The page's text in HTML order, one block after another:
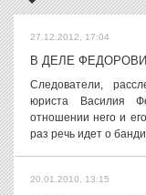
27.12.2012, 17:04
В ДЕЛЕ
Следователи,
юриста Василия
отношении него и
раз речь идет о
20.01.2010, 13:15